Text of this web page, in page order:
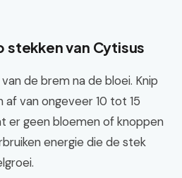
van Cytisus
de brem na de bloei. Knip
van ongeveer 10 tot 15
er geen bloemen of knoppen
energie die de stek